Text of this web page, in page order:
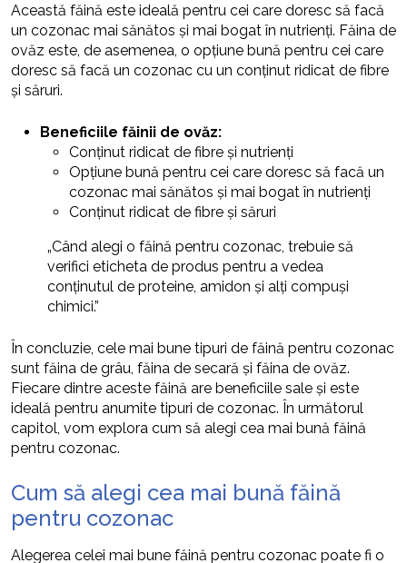
Această făină este ideală pentru cei care doresc să facă
un cozonac mai sănătos și mai bogat în nutrienți. Făina de
ovăz este, de asemenea, o opțiune bună pentru cei care
doresc să facă un cozonac cu un conținut ridicat de fibre
și săruri.
Beneficiile făinii de ovăz:
Conținut ridicat de fibre și nutrienți
Opțiune bună pentru cei care doresc să facă un
cozonac mai sănătos și mai bogat în nutrienți
Conținut ridicat de fibre și săruri
„Când alegi o făină pentru cozonac, trebuie să
verifici eticheta de produs pentru a vedea
conținutul de proteine, amidon și alți compuși
chimici.”
În concluzie, cele mai bune tipuri de făină pentru cozonac
sunt făina de grâu, făina de secară și făina de ovăz.
Fiecare dintre aceste făină are beneficiile sale și este
ideală pentru anumite tipuri de cozonac. În următorul
capitol, vom explora cum să alegi cea mai bună făină
pentru cozonac.
Cum să alegi cea mai bună făină
pentru cozonac
Alegerea celei mai bune făină pentru cozonac poate fi o